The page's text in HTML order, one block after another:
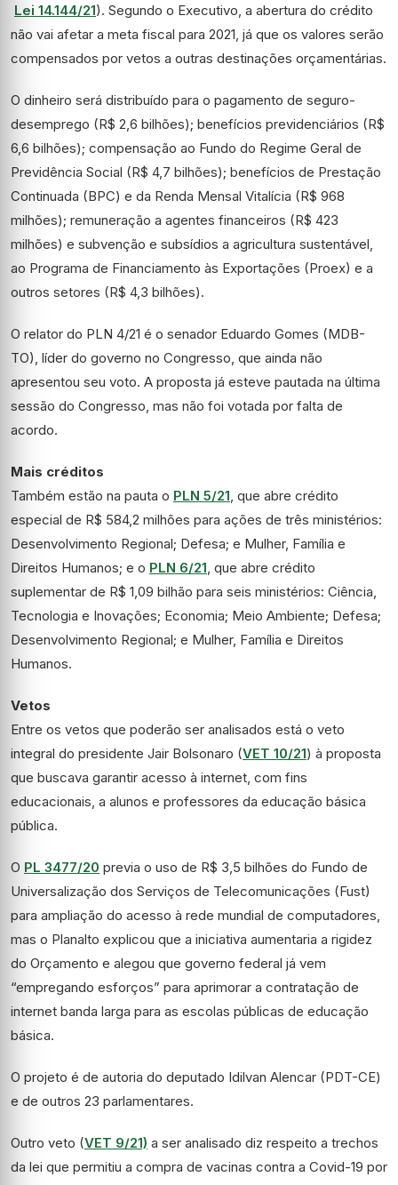
Lei 14.144/21). Segundo o Executivo, a abertura do crédito
não vai afetar a meta fiscal para 2021, já que os valores serão
compensados por vetos a outras destinações orçamentárias.
O dinheiro será distribuído para o pagamento de seguro-
desemprego (R$ 2,6 bilhões); benefícios previdenciários (R$
6,6 bilhões); compensação ao Fundo do Regime Geral de
Previdência Social (R$ 4,7 bilhões); benefícios de Prestação
Continuada (BPC) e da Renda Mensal Vitalícia (R$ 968
milhões); remuneração a agentes financeiros (R$ 423
milhões) e subvenção e subsídios a agricultura sustentável,
ao Programa de Financiamento às Exportações (Proex) e a
outros setores (R$ 4,3 bilhões).
O relator do PLN 4/21 é o senador Eduardo Gomes (MDB-
TO), líder do governo no Congresso, que ainda não
apresentou seu voto. A proposta já esteve pautada na última
sessão do Congresso, mas não foi votada por falta de
acordo.
Mais créditos
Também estão na pauta o PLN 5/21, que abre crédito
especial de R$ 584,2 milhões para ações de três ministérios:
Desenvolvimento Regional; Defesa; e Mulher, Família e
Direitos Humanos; e o PLN 6/21, que abre crédito
suplementar de R$ 1,09 bilhão para seis ministérios: Ciência,
Tecnologia e Inovações; Economia; Meio Ambiente; Defesa;
Desenvolvimento Regional; e Mulher, Família e Direitos
Humanos.
Vetos
Entre os vetos que poderão ser analisados está o veto
integral do presidente Jair Bolsonaro (VET 10/21) à proposta
que buscava garantir acesso à internet, com fins
educacionais, a alunos e professores da educação básica
pública.
O PL 3477/20 previa o uso de R$ 3,5 bilhões do Fundo de
Universalização dos Serviços de Telecomunicações (Fust)
para ampliação do acesso à rede mundial de computadores,
mas o Planalto explicou que a iniciativa aumentaria a rigidez
do Orçamento e alegou que governo federal já vem
“empregando esforços” para aprimorar a contratação de
internet banda larga para as escolas públicas de educação
básica.
O projeto é de autoria do deputado Idilvan Alencar (PDT-CE)
e de outros 23 parlamentares.
Outro veto (VET 9/21) a ser analisado diz respeito a trechos
da lei que permitiu a compra de vacinas contra a Covid-19 por